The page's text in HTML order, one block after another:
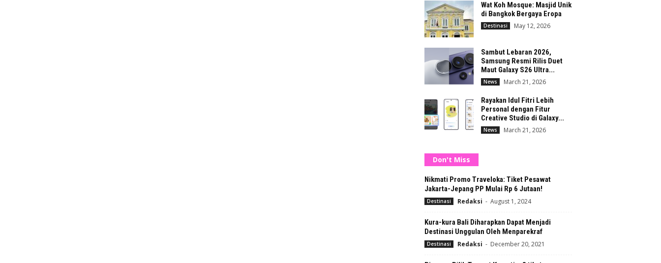
Wat Koh Mosque: Masjid Unik
di Bangkok Bergaya Eropa
Destinasi May 12, 2026
Sambut Lebaran 2026,
Samsung Resmi Rilis Duet
Maut Galaxy S26 Ultra...
News March 21, 2026
Rayakan Idul Fitri Lebih
Personal dengan Fitur
Creative Studio di Galaxy...
News March 21, 2026
Don't Miss
Nikmati Promo Traveloka: Tiket Pesawat
Jakarta-Jepang PP Mulai Rp 6 Jutaan!
Destinasi Redaksi - August 1, 2024
Kura-kura Bali Diharapkan Dapat Menjadi
Destinasi Unggulan Oleh Menparekraf
Destinasi Redaksi - December 20, 2021